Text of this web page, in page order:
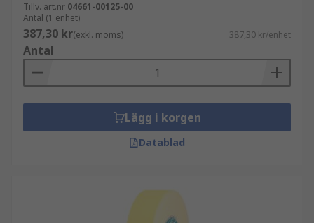
Tillv. art.nr 04661-00125-00
Antal (1 enhet)
387,30 kr(exkl. moms) 387,30 kr/enhet
Antal
Lägg i korgen
Datablad